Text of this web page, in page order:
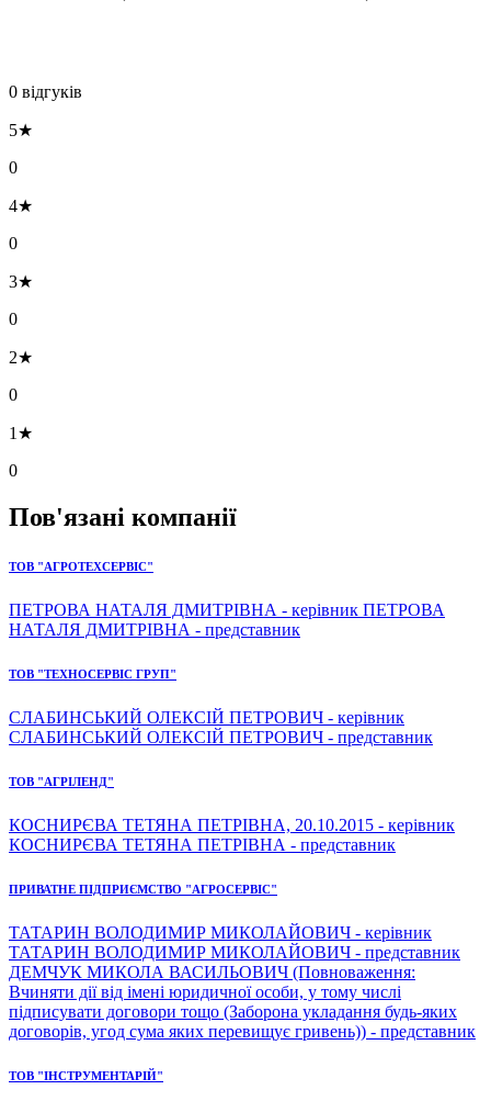
0 відгуків
5★
0
4★
0
3★
0
2★
0
1★
0
Пов'язані компанії
ТОВ "АГРОТЕХСЕРВІС"
ПЕТРОВА НАТАЛЯ ДМИТРІВНА - керівник ПЕТРОВА
НАТАЛЯ ДМИТРІВНА - представник
ТОВ "ТЕХНОСЕРВІС ГРУП"
СЛАБИНСЬКИЙ ОЛЕКСІЙ ПЕТРОВИЧ - керівник
СЛАБИНСЬКИЙ ОЛЕКСІЙ ПЕТРОВИЧ - представник
ТОВ "АГРІЛЕНД"
КОСНИРЄВА ТЕТЯНА ПЕТРІВНА, 20.10.2015 - керівник
КОСНИРЄВА ТЕТЯНА ПЕТРІВНА - представник
ПРИВАТНЕ ПІДПРИЄМСТВО "АГРОСЕРВІС"
ТАТАРИН ВОЛОДИМИР МИКОЛАЙОВИЧ - керівник
ТАТАРИН ВОЛОДИМИР МИКОЛАЙОВИЧ - представник
ДЕМЧУК МИКОЛА ВАСИЛЬОВИЧ (Повноваження:
Вчиняти дії від імені юридичної особи, у тому числі
підписувати договори тощо (Заборона укладання будь-яких
договорів, угод сума яких перевищує гривень)) - представник
ТОВ "ІНСТРУМЕНТАРІЙ"